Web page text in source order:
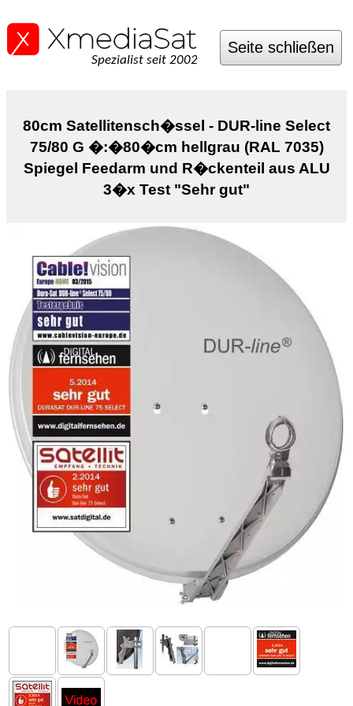
Spezialist seit 2002
Seite schließen
80cm Satellitensch�ssel - DUR-line Select
75/80 G �:�80�cm hellgrau (RAL 7035)
Spiegel Feedarm und R�ckenteil aus ALU
3�x Test "Sehr gut"